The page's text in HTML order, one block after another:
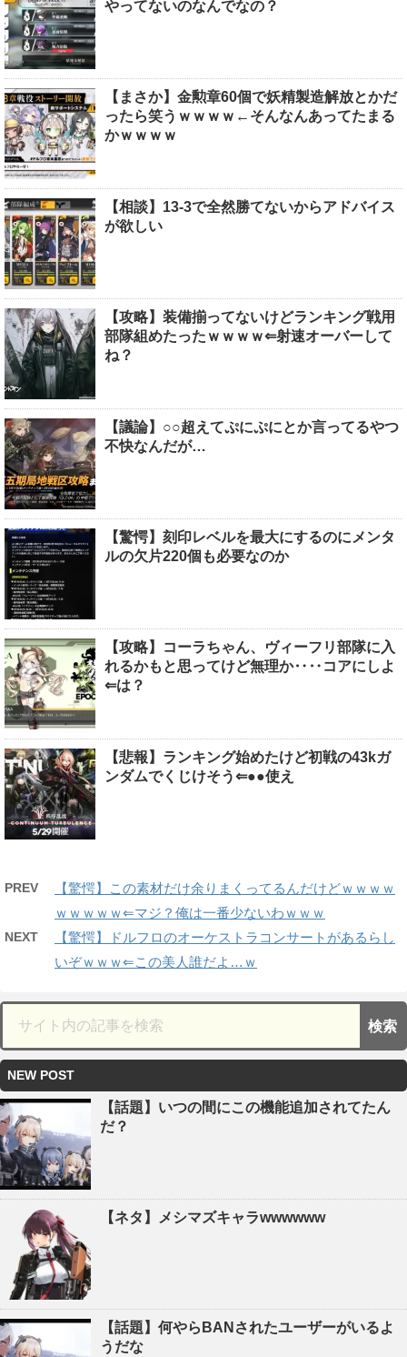
やってないのなんでなの？
【まさか】金勲章60個で妖精製造解放とかだ
ったら笑うｗｗｗｗ←そんなんあってたまる
かｗｗｗｗ
【相談】13-3で全然勝てないからアドバイス
が欲しい
【攻略】装備揃ってないけどランキング戦用
部隊組めたったｗｗｗｗ⇐射速オーバーして
ね？
【議論】○○超えてぷにぷにとか言ってるやつ
不快なんだが…
【驚愕】刻印レベルを最大にするのにメンタ
ルの欠片220個も必要なのか
【攻略】コーラちゃん、ヴィーフリ部隊に入
れるかもと思ってけど無理か‥‥コアにしよ
⇐は？
【悲報】ランキング始めたけど初戦の43kガ
ンダムでくじけそう⇐●●使え
PREV
【驚愕】この素材だけ余りまくってるんだけどｗｗｗｗ
ｗｗｗｗｗ⇐マジ？俺は一番少ないわｗｗｗ
NEXT
【驚愕】ドルフロのオーケストラコンサートがあるらし
いぞｗｗｗ⇐この美人誰だよ…ｗ
NEW POST
【話題】いつの間にこの機能追加されてたん
だ？
【ネタ】メシマズキャラwwwwww
【話題】何やらBANされたユーザーがいるよ
うだな